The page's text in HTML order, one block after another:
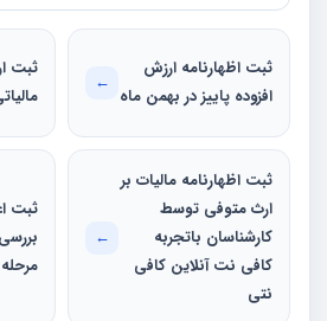
ثبت اظهارنامه ارزش
افزوده پاییز در بهمن ماه
←
ثبت
ثبت اظهارنامه مالیات بر
ارث متوفی توسط
کارشناسان باتجربه
کافی نت آنلاین کافی
نتی
←
ثبت